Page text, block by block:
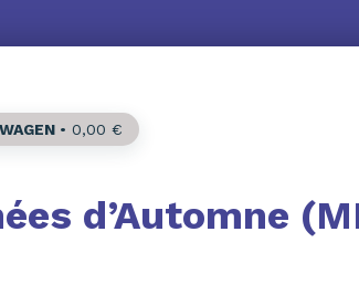
• 0,00 €
d’Automne